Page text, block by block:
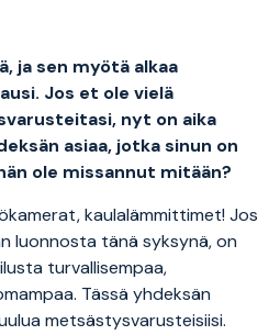
ja sen myötä alkaa
Jos et ole vielä
nyt on aika
asiaa, jotka sinun on
ole missannut mitään?
kaulalämmittimet! Jos
luonnosta tänä syksynä, on
turvallisempaa,
Tässä yhdeksän
metsästysvarusteisiisi.